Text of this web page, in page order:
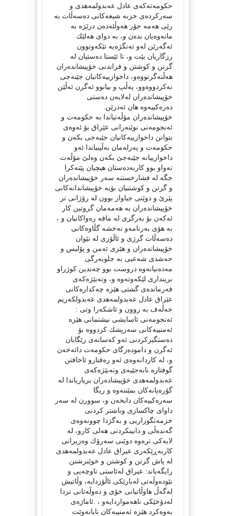
حكومه‌ته‌كه‌ی عادل عه‌بدولمه‌هدی و
سه‌ركرده‌ی حزبه‌ شیعه‌كانی ده‌سه‌ڵات به‌
رێی هه‌مه‌ جۆر هه‌وڵئه‌ده‌ن درێژه‌ به‌
مانه‌وه‌یان بده‌ن و، به‌ دوای هه‌لێك
ئه‌گه‌رێن له‌و ته‌نگژه‌یه‌ تێكه‌وتوون
رزگاریان بێت و، تا ئێستا ده‌ستیان له‌
گرتن و كوشتن و فراندنی خۆپیشانده‌ران
هه‌ڵنه‌گرتووه‌و، داخوازییه‌كانیان جێبه‌جی
نه‌كردووه‌وو، په‌ڵپ و بیانوو ئه‌گرن ئه‌ڵێن
خۆپیشانده‌ران له‌لایه‌ن ده‌ستی
ده‌ره‌كییه‌وه‌ هان ئه‌درێن.
خۆپیشانده‌ران مۆڵه‌تیاندا به‌ حكومه‌ت و
ئه‌نجومه‌نی نوێنه‌رانی عێراق بۆ ئه‌وه‌ی
بتوانن داخوازییه‌كانیان جێبه‌جی بكه‌ن و
حكومه‌ت و په‌رله‌مان به‌ڵینیاندا ئه‌و
داخوازییانه‌ جێبه‌جێ بكه‌ن وه‌لێ مۆڵه‌ت
ته‌واو بوو كاربه‌ده‌ستان هیچیان پێنه‌كرا
جگه‌ له‌ فشارخستنه‌ سه‌ر خۆپیشانده‌ران
و گرتن و كوشتنیان بۆیه‌ خۆپیشاندانه‌كانی
پێرێ و دوێنی جیاواز بوون له‌ رۆژانی تر
خۆپیشانده‌ران به‌ هه‌مه‌مان گروتین كار
ئه‌كه‌ن بۆ به‌رگری له‌ مافه‌ ره‌واكانیان و ،
به‌ هۆی به‌رنامه‌و نه‌خشه‌ گڵاوه‌كانی
ده‌سه‌ڵات گرژی و ئاڵۆزی له‌ نێوان
خۆپیشانده‌ران و هێزی ئه‌من و پۆلیس و
حه‌شدی شه‌عبی به‌ جلوبه‌رگی
مه‌ده‌نیانه‌وه‌ دروست بوو چه‌ندین كوژراو
برینداری لێكه‌وته‌وه‌ و، وته‌بێژه‌كه‌ی
فه‌رمانده‌ی گشتی هێزه‌ چه‌كداره‌كانی
عێراق عادل عه‌بدولمه‌هدی عه‌بدولكه‌ریم
خه‌ڵه‌ف به‌ روون و ئاشكه‌را وتی :
ئه‌نجومه‌نی ئاسایشی نیشتمانی هێزه‌
ئه‌منییه‌كانی سه‌رپشك كردووه‌ بۆ
ده‌ستگیركردنی ئه‌و كه‌سانه‌ی رێگایان
ئه‌گرن و داموده‌زگای حكومه‌ت دائه‌خه‌ن
و، له‌ كاردانه‌وه‌ی ئه‌و ره‌فتارو ئاخافتن ‌
گوفتاره‌ نابه‌جێیه‌ی وته‌بێژه‌كه‌ی
عه‌بدولمه‌هدی خۆپیشاده‌ران بریاریاندا له‌
گۆره‌پانه‌كان بمێننه‌وه‌ و ریگا
سه‌ره‌كییه‌كان دابخه‌ن و، سوورن له‌ سه‌ر
داوای چاكسازی وباشتر كردنی
خزمه‌تگوزاریی و به‌گژدا چوونه‌وه‌ی
گه‌نده‌ڵی و دابینكردنی هه‌لی كارو، له‌
لایه‌كی تره‌وه‌ دوێنی سه‌رۆك وه‌زیرانی
كاربه‌ڕێكه‌ری عیراق عادل عەبدولمەهدی
له‌ پاش گرتن و كوشتن و خوێنرشتن
رایگه‌یاند: عیراق له‌ئاستی ناوچه‌یی و
نێوده‌وڵه‌تی له‌بارێكی ئاڵۆزدایه‌، وڵاتیش
له‌گه‌ڵ هاوڵاتیانی خۆی و ده‌وڵه‌تانی تردا
له‌دۆخێكی ناهه‌مواردایه‌و ، .ئاماژەی
بەوەكرد هێزه‌ ئه‌منییه‌كان نایانه‌وێت